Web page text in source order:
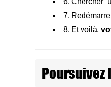
7.
8. Et voilà,